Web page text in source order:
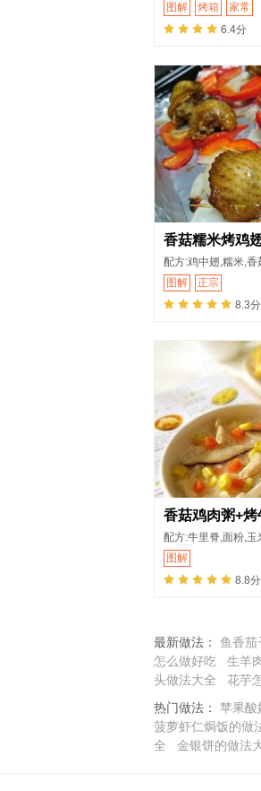
图解
烤箱
家常
6.4分
香菇糯米烤鸡
配方:鸡中翅,糯米,香
图解
正宗
8.3分
香菇鸡肉粥+
配方:牛里脊,面粉,
图解
8.8分
最新做法： 鱼香茄
怎么做好吃
生羊
头做法大全
花芋
热门做法：
苹果酸
菠萝虾仁焗饭的做
全
金银饼的做法